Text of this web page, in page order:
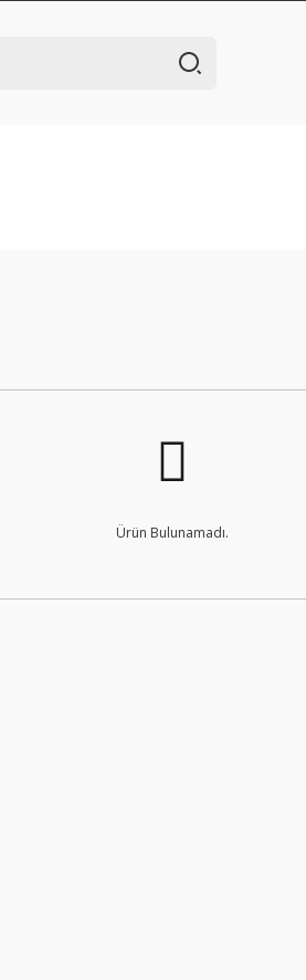
Ürün Bulunamadı.